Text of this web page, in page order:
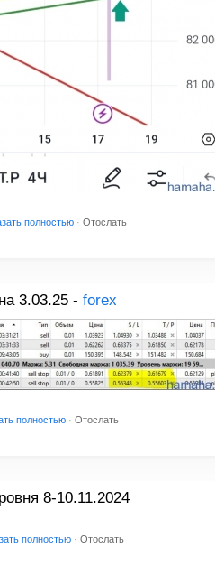
полностью · Отослать
3.03.25 - forex
полностью · Отослать
8-10.11.2024
полностью · Отослать